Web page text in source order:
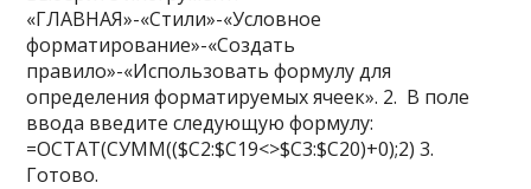
«ГЛАВНАЯ»-«Стили»-«Условное
форматирование»-«Создать
правило»-«Использовать формулу для
определения форматируемых ячеек». 2. В поле
ввода введите следующую формулу:
=ОСТАТ(СУММ(($C2:$C19<>$C3:$C20)+0);2) 3.
Готово.